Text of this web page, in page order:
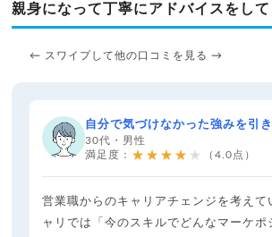
親身になって丁寧にアドバイスをし
← スワイプして他の口コミを見る →
自分で気づけなかった強みを引
30代・男性
満足度： ★★★★★ （4.0点）
営業職からのキャリアチェンジを考えて
ャリでは「今のスキルでどんなマーケポ